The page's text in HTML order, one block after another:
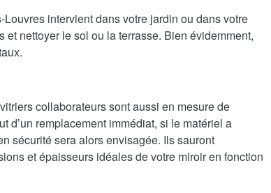
intervient dans votre jardin ou dans votre
nettoyer le sol ou la terrasse. Bien évidemment,
collaborateurs sont aussi en mesure de
d’un remplacement immédiat, si le matériel a
sécurité sera alors envisagée. Ils sauront
et épaisseurs idéales de votre miroir en fonction